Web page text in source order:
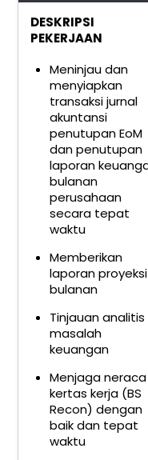
DESKRIPSI
PEKERJAAN
Meninjau dan
menyiapkan
transaksi jurnal
akuntansi
penutupan EoM
dan penutupan
laporan
bulanan
perusahaan
secara tepat
waktu
Memberikan
laporan proyeksi
bulanan
Tinjauan analitis
masalah
keuangan
Menjaga neraca
kertas kerja (BS
Recon) dengan
baik dan tepat
waktu